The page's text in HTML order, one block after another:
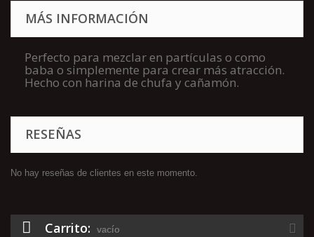
MÁS INFORMACIÓN
Perfecto para mezclar en partículas o como
baba o simplemente para crear más atracción.
Hecho con harina de chufa y cañamón.
RESEÑAS
No hay reseñas de clientes en este momento.
Carrito: vacío